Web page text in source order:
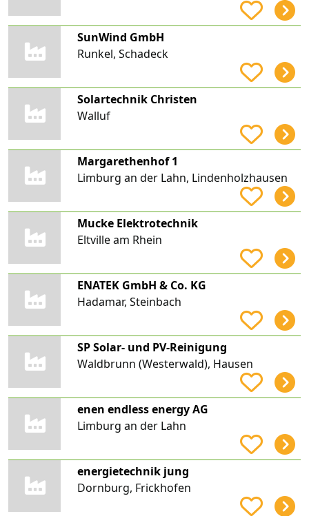
SunWind GmbH
Runkel, Schadeck
Solartechnik Christen
Walluf
Margarethenhof 1
Limburg an der Lahn, Lindenholzhausen
Mucke Elektrotechnik
Eltville am Rhein
ENATEK GmbH & Co. KG
Hadamar, Steinbach
SP Solar- und PV-Reinigung
Waldbrunn (Westerwald), Hausen
enen endless energy AG
Limburg an der Lahn
energietechnik jung
Dornburg, Frickhofen